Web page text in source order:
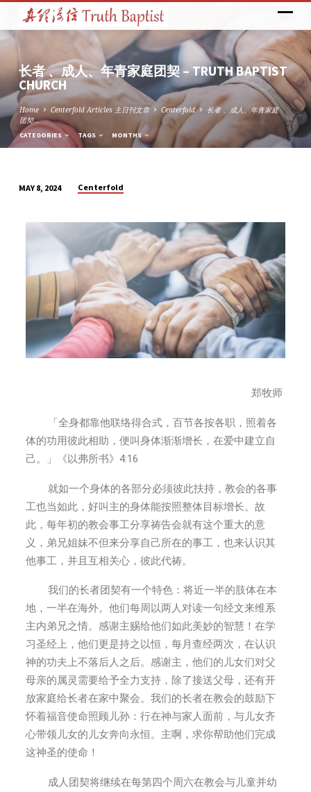
长者 、成人、年青家庭团契 – TRUTH BAPTIST
CHURCH
Home Centerfold Articles 主日刊文章 Centerfold
长者 、成人、年青家庭
团契…
CATEGORIES TAGS MONTHS
者
人、
年
青
家
庭
团
BAPTIST
CHURCH
MAY 8, 2024 Centerfold
郑牧师
「全身都靠他联络得合式，百节各按各职，照着各
体的功用彼此相助，便叫身体渐渐增长，在爱中建立自
己。」《以弗所书》4:16
就如一个身体的各部分必须彼此扶持，教会的各事
工也当如此，好叫主的身体能按照整体目标增长。故
此，每年初的教会事工分享祷告会就有这个重大的意
义，弟兄姐妹不但来分享自己所在的事工，也来认识其
他事工，并且互相关心，彼此代祷。
我们的长者团契有一个特色：将近一半的肢体在本
地，一半在海外。他们每周以两人对读一句经文来维系
主内弟兄之情。感谢主赐给他们如此美妙的智慧！在学
习圣经上，他们更是持之以恒，每月查经两次，在认识
神的功夫上不落后人之后。感谢主，他们的儿女们对父
母亲的属灵需要给予全力支持，除了接送父母，还有开
放家庭给长者在家中聚会。我们的长者在教会的鼓励下
怀着福音使命照顾儿孙：行在神与家人面前，与儿女齐
心带领儿女的儿女奔向永恒。主啊，求你帮助他们完成
这神圣的使命！
成人团契将继续在每第四个周六在教会与儿童并幼